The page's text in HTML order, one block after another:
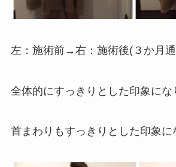
左：施術前→右：施術後(３か月通
全体的にすっきりとした印象にな
首まわりもすっきりとした印象に